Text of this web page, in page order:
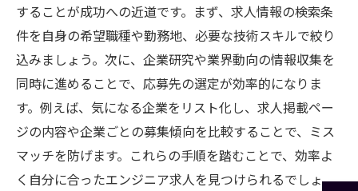
することが成功への近道です。まず、求人情報の検索条
件を自身の希望職種や勤務地、必要な技術スキルで絞り
込みましょう。次に、企業研究や業界動向の情報収集を
同時に進めることで、応募先の選定が効率的になりま
す。例えば、気になる企業をリスト化し、求人掲載ペー
ジの内容や企業ごとの募集傾向を比較することで、ミス
マッチを防げます。これらの手順を踏むことで、効率よ
く自分に合ったエンジニア求人を見つけられるでしょ